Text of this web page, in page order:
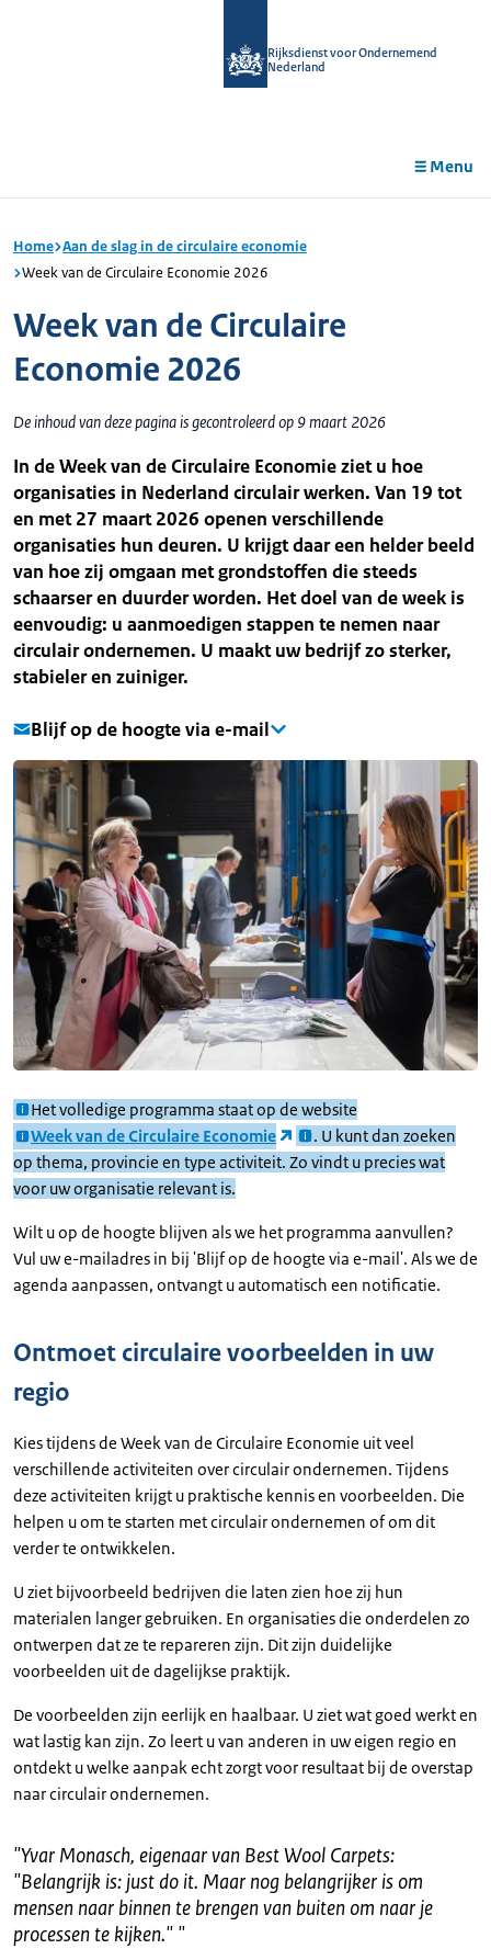
Rijksdienst voor Ondernemend
Nederland
Menu
Home Aan de slag in de circulaire economie
Week van de Circulaire Economie 2026
Week van de Circulaire
Economie 2026
De inhoud van deze pagina is gecontroleerd op 9 maart 2026
In de Week van de Circulaire Economie ziet u hoe
organisaties in Nederland circulair werken. Van 19 tot
en met 27 maart 2026 openen verschillende
organisaties hun deuren. U krijgt daar een helder beeld
van hoe zij omgaan met grondstoffen die steeds
schaarser en duurder worden. Het doel van de week is
eenvoudig: u aanmoedigen stappen te nemen naar
circulair ondernemen. U maakt uw bedrijf zo sterker,
stabieler en zuiniger.
Blijf op de hoogte via e-mail
Het volledige programma staat op de website
Week van de Circulaire Economie
. U kunt dan zoeken
op thema, provincie en type activiteit. Zo vindt u precies wat
voor uw organisatie relevant is.
Wilt u op de hoogte blijven als we het programma aanvullen?
Vul uw e-mailadres in bij 'Blijf op de hoogte via e-mail'. Als we de
agenda aanpassen, ontvangt u automatisch een notificatie.
Ontmoet circulaire voorbeelden in uw
regio
Kies tijdens de Week van de Circulaire Economie uit veel
verschillende activiteiten over circulair ondernemen. Tijdens
deze activiteiten krijgt u praktische kennis en voorbeelden. Die
helpen u om te starten met circulair ondernemen of om dit
verder te ontwikkelen.
U ziet bijvoorbeeld bedrijven die laten zien hoe zij hun
materialen langer gebruiken. En organisaties die onderdelen zo
ontwerpen dat ze te repareren zijn. Dit zijn duidelijke
voorbeelden uit de dagelijkse praktijk.
De voorbeelden zijn eerlijk en haalbaar. U ziet wat goed werkt en
wat lastig kan zijn. Zo leert u van anderen in uw eigen regio en
ontdekt u welke aanpak echt zorgt voor resultaat bij de overstap
naar circulair ondernemen.
"Yvar Monasch, eigenaar van Best Wool Carpets:
"Belangrijk is: just do it. Maar nog belangrijker is om
mensen naar binnen te brengen van buiten om naar je
processen te kijken." "